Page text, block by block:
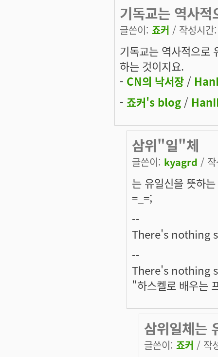
기독교는 역사적
글쓴이: 죠커 / 작성시
기독교는 역사적으로
하는 것이지요.
- CN의 낙서장 /
- 죠커's blog /
삼위"일"체
글쓴이: kyagrd /
는 유일신을 뜻하
=_=;
--
There's nothing
--
There's nothing
"하스켈로 배우는
삼위일체는
글쓴이: 죠커 / 작